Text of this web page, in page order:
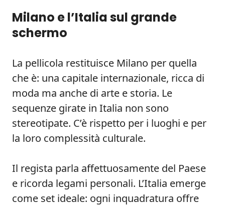
Milano e l’Italia sul grande
schermo
La pellicola restituisce Milano per quella
che è: una capitale internazionale, ricca di
moda ma anche di arte e storia. Le
sequenze girate in Italia non sono
stereotipate. C’è rispetto per i luoghi e per
la loro complessità culturale.
Il regista parla affettuosamente del Paese
e ricorda legami personali. L’Italia emerge
come set ideale: ogni inquadratura offre